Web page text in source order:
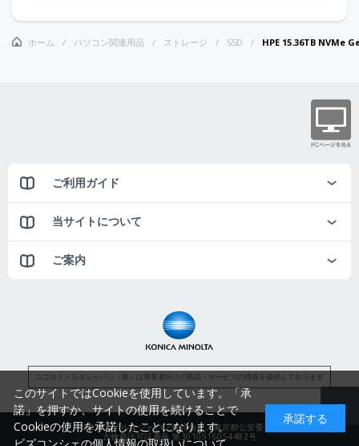
ホーム パソコン関連用品 ストレージ SSD HPE 15.36TB NVMe
ご利用ガイド
当サイトについて
ご案内
コニカミノルタジャパン（株）は事業者向けの商品・サービスの情報を提供しております
コニカミノルタジャパン株式会社／東京都公安委員会
古物商許可証番号 第3010916054482号
このサイトではCookieを使用しています。「承
諾」を押すか、サイトの使用を続けることで
Cookieの使用を承諾したことになります。
承諾する